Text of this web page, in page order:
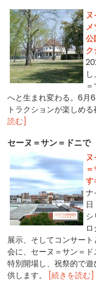
公
ク
へと生まれ変わる。6月
トラクションが楽しめ
読む]
セーヌ＝サン＝ドニで
す
ナ
展示、そしてコンサー
会に、セーヌ＝サン＝
特別開場し、祝祭的で
供します。
[続きを読む]